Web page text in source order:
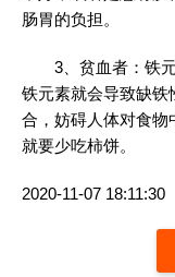
肠胃的负担。
3、贫血者：铁
铁元素就会导致缺铁
合，妨碍人体对食物
就要少吃柿饼。
2020-11-07 18:11:30